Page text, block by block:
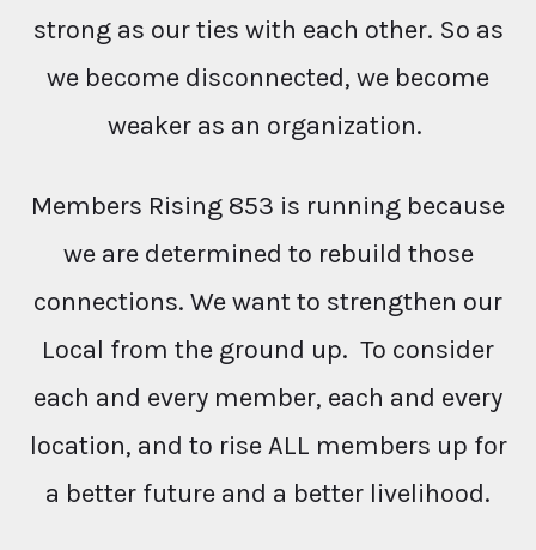
strong as our ties with each other. So as
we become disconnected, we become
weaker as an organization.
Members Rising 853 is running because
we are determined to rebuild those
connections. We want to strengthen our
Local from the ground up. To consider
each and every member, each and every
location, and to rise ALL members up for
a better future and a better livelihood.